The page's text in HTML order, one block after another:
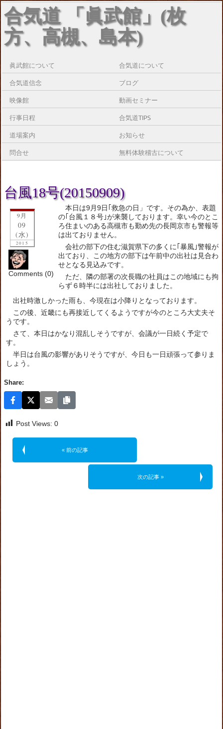
合気道 「眞武館」(枚
方、高槻、島本)
眞武館について 合気道について
合気道信念 ブログ
映像館 動画セミナー
行事日程 合気道TIPS
道場案内 お知らせ
問合せ 無料体験稽古について
台風18号(20150909)
9月
09
(水)
2015
Comments (0)
本日は9月9日｢救急の日」です。その為か、表題
の｢台風１８号｣が来襲しております。幸い今のとこ
ろ住まいのある高槻市も勤め先の長岡京市も警報等
は出ておりません。
会社の部下の住む滋賀県下の多くに｢暴風｣警報が
出ており、この地方の部下は午前中の出社は見合わ
せとなる見込みです。
ただ、隣の部署の次長職の社員はこの地域にも拘
らず６時半には出社しておりました。
出社時激しかった雨も、今現在は小降りとなっております。
この後、近畿にも再接近してくるようですが今のところ大丈夫そ
うです。
さて、本日はかなり混乱しそうですが、会議が一日続く予定で
す。
半日は台風の影響がありそうですが、今日も一日頑張って参りま
しょう。
Share:
Post Views: 0
« 前の記事
次の記事 »